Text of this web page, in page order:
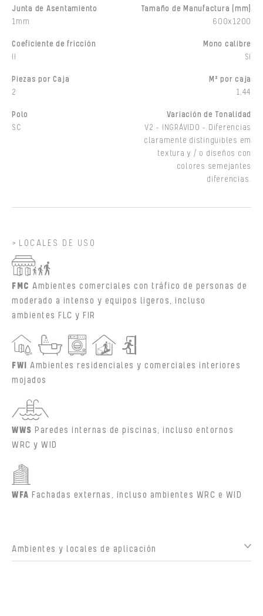
Junta de Asentamiento
1mm
Tamaño de Manufactura (mm)
600x1200
Coeficiente de fricción
Mono calibre
Sí
Piezas por Caja
2
M² por caja
1,44
Polo
SC
Variación de Tonalidad
V2 - INGRÁVIDO - Diferencias
claramente distinguibles em
textura y / o diseños con
colores semejantes
diferencias.
LOCALES DE USO
FMC Ambientes comerciales con tráfico de personas de
moderado a intenso y equipos ligeros, incluso
ambientes FLC y FIR
FWI Ambientes residenciales y comerciales interiores
mojados
WWS Paredes internas de piscinas, incluso entornos
WRC y WID
WFA Fachadas externas, incluso ambientes WRC e WID
Ambientes y locales de aplicación